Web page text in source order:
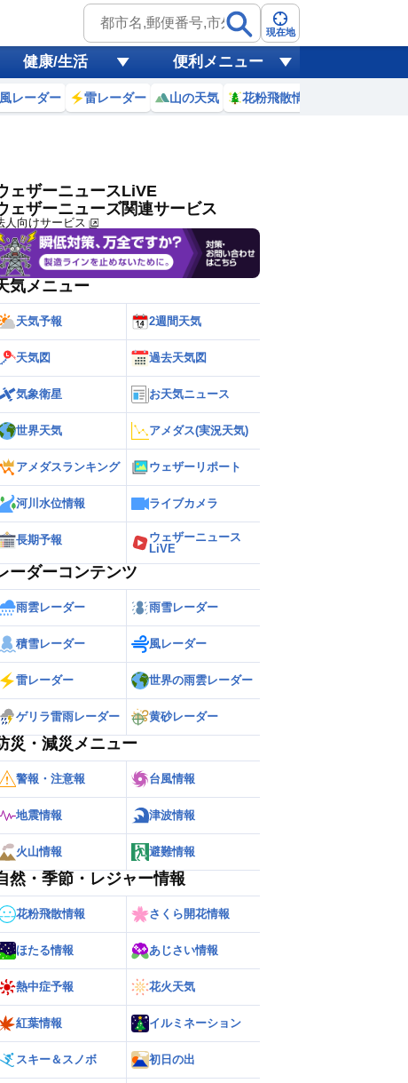
現在地
健康/生活 便利メニュー
風レーダー 雷レーダー 山の天気 花粉飛散情報
風
黄砂
天気 台風
ェザーニュースLiVE
ェザーニューズ関連サービス
人向けサービス
気メニュー
天気予報 2週間天気
天気図 過去天気図
気象衛星 お天気ニュース
世界天気 アメダス(実況天気)
アメダスランキング ウェザーリポート
河川水位情報 ライブカメラ
長期予報
ウェザーニュース
LiVE
ーダーコンテンツ
雨雲レーダー 雨雪レーダー
積雪レーダー 風レーダー
雷レーダー 世界の雨雲レーダー
ゲリラ雷雨レーダー 黄砂レーダー
災・減災メニュー
警報・注意報 台風情報
地震情報 津波情報
火山情報 避難情報
然・季節・レジャー情報
花粉飛散情報 さくら開花情報
ほたる情報 あじさい情報
熱中症予報 花火天気
紅葉情報 イルミネーション
スキー＆スノボ 初日の出